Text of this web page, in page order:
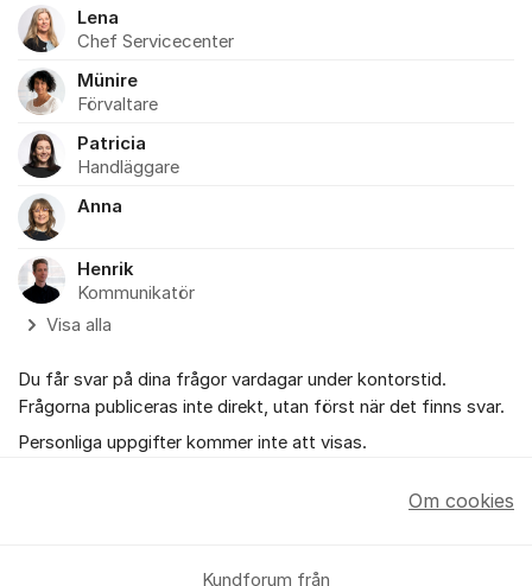
Lena
Chef Servicecenter
Münire
Förvaltare
Patricia
Handläggare
Anna
Henrik
Kommunikatör
Visa alla
Du får svar på dina frågor vardagar under kontorstid.
Frågorna publiceras inte direkt, utan först när det finns svar.
Personliga uppgifter kommer inte att visas.
Kundforum från
Om cookies